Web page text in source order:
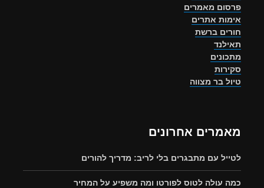
פרסום מאמרים
אימות אתרים
חורים ברשת
תאילנד
מתכונים
סקירות
טיול בר מצווה
מאמרים אחרונים
לטייל עם מתבגרים בלי לריב: מדריך להורים
כמה עולה לטוס לפורטו ומה משפיע על המחיר